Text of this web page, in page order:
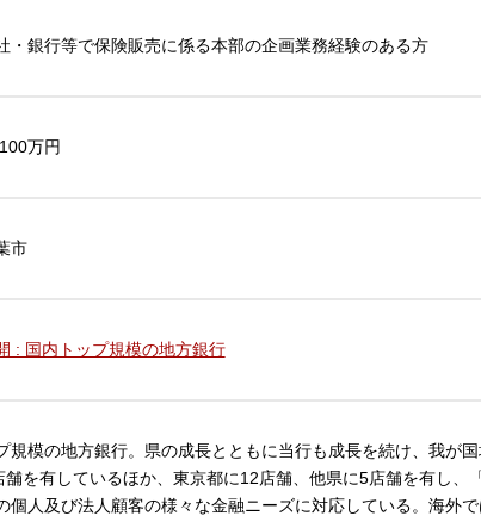
・銀行等で保険販売に係る本部の企画業務経験のある方
万円
市
: 国内トップ規模の地方銀行
規模の地方銀行。県の成長とともに当行も成長を続け、我が
舗を有しているほか、東京都に12店舗、他県に5店舗を有し、
個人及び法人顧客の様々な金融ニーズに対応している。海外